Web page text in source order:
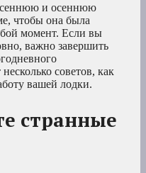
и осеннюю
чтобы она была
момент. Если вы
важно завершить
советов, как
вашей лодки.
странные